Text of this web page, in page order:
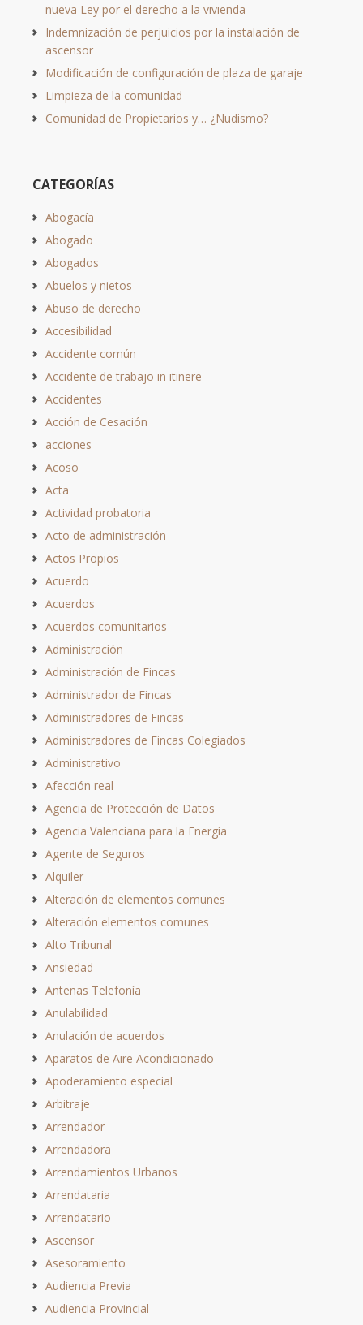
nueva Ley por el derecho a la vivienda
Indemnización de perjuicios por la instalación de
ascensor
Modificación de configuración de plaza de garaje
Limpieza de la comunidad
Comunidad de Propietarios y… ¿Nudismo?
CATEGORÍAS
Abogacía
Abogado
Abogados
Abuelos y nietos
Abuso de derecho
Accesibilidad
Accidente común
Accidente de trabajo in itinere
Accidentes
Acción de Cesación
acciones
Acoso
Acta
Actividad probatoria
Acto de administración
Actos Propios
Acuerdo
Acuerdos
Acuerdos comunitarios
Administración
Administración de Fincas
Administrador de Fincas
Administradores de Fincas
Administradores de Fincas Colegiados
Administrativo
Afección real
Agencia de Protección de Datos
Agencia Valenciana para la Energía
Agente de Seguros
Alquiler
Alteración de elementos comunes
Alteración elementos comunes
Alto Tribunal
Ansiedad
Antenas Telefonía
Anulabilidad
Anulación de acuerdos
Aparatos de Aire Acondicionado
Apoderamiento especial
Arbitraje
Arrendador
Arrendadora
Arrendamientos Urbanos
Arrendataria
Arrendatario
Ascensor
Asesoramiento
Audiencia Previa
Audiencia Provincial